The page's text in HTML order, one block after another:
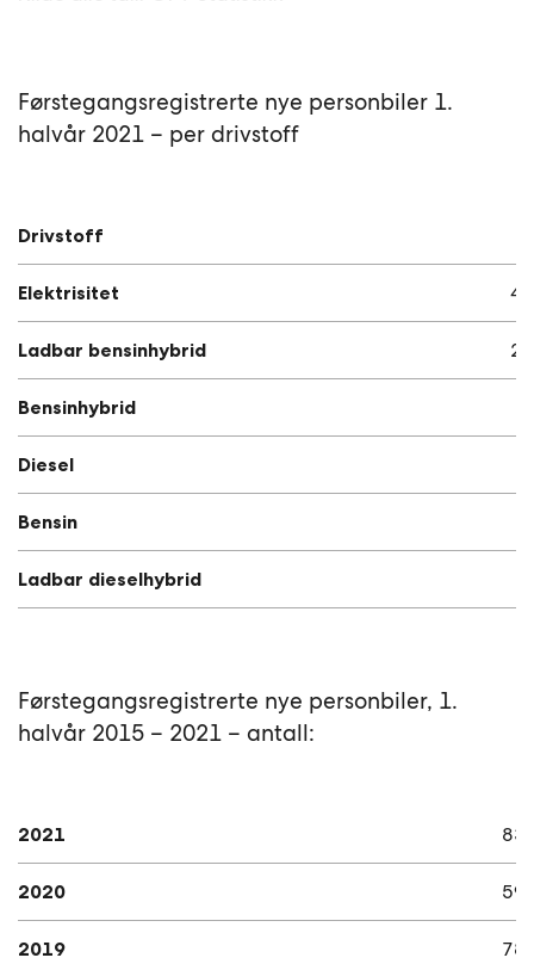
Førstegangsregistrerte nye personbiler 1.
halvår 2021 – per drivstoff
Drivstoff
Elektrisitet
Ladbar bensinhybrid
Bensinhybrid
Diesel
Bensin
Ladbar dieselhybrid
Førstegangsregistrerte nye personbiler, 1.
halvår 2015 – 2021 – antall:
2021 83
2020 59
2019 78